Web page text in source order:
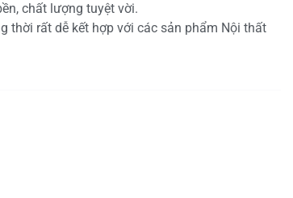
chất lượng tuyệt vời.
thời rất dễ kết hợp với các sản phẩm Nội thất